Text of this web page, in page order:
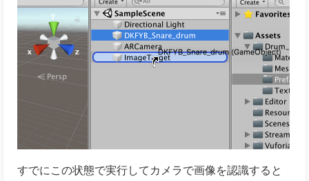
すでにこの状態で実行してカメラで画像を認識すると